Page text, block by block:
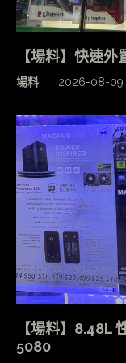
【場料】快速
場料 2026-08-09
【場料】8.48L
5080